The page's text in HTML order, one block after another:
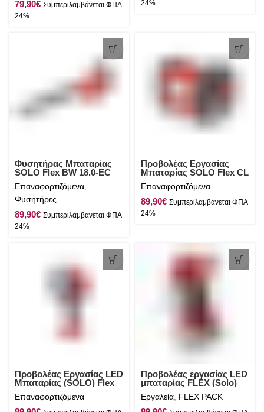
€
Φυσητήρας Μπαταρίας
SOLO Flex BW 18.0-EC
Επαναφορτιζόμενα,
Φυσητήρες
€
Προβολέας Εργασίας
Μπαταρίας SOLO Flex CL
2000 18.0
Επαναφορτιζόμενα
€
Προβολέας Εργασίας LED
Μπαταρίας (SOLO) Flex
WL 2800 18.0
Επαναφορτιζόμενα
Προβολέας εργασίας LED
μπαταρίας FLEX (Solo)
WL 1000 18.0
Εργαλεία, FLEX PACK